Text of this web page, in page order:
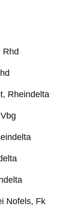
Rhd
Rheindelta
Nofels, Fk